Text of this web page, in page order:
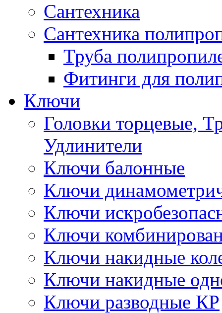
Сантехника
Сантехника
Труба
Фитинги для
Ключи
Головки торцевые,
Удлинители
Ключи балонные
Ключи
Ключи
Ключи
Ключи накидные
Ключи накидные
Ключи разводные КР